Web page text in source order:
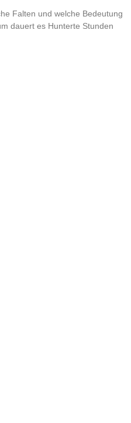
Falten und welche Bedeutung
dauert es Hunterte Stunden